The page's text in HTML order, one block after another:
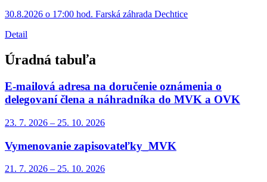
30.8.2026 o 17:00 hod. Farská záhrada Dechtice
Detail
Úradná tabuľa
E-mailová adresa na doručenie oznámenia o
delegovaní člena a náhradníka do MVK a OVK
23. 7. 2026 – 25. 10. 2026
Vymenovanie zapisovateľky_MVK
21. 7. 2026 – 25. 10. 2026